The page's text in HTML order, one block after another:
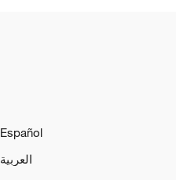
Español
العربية